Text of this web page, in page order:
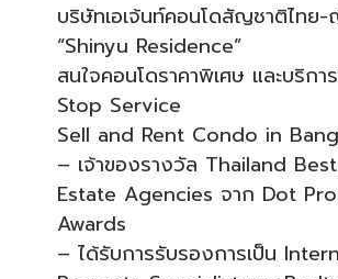
บริษัทเอเจ้นท์คอนโดสัญชาติไทย
“Shinyu Residence”
สนใจคอนโดราคาพิเศษ และบริก
Stop Service
Sell and Rent Condo in
– เจ้าของรางวัล Thailand
Estate Agencies จาก Dot
Awards
– ได้รับการรับรองการเป็น